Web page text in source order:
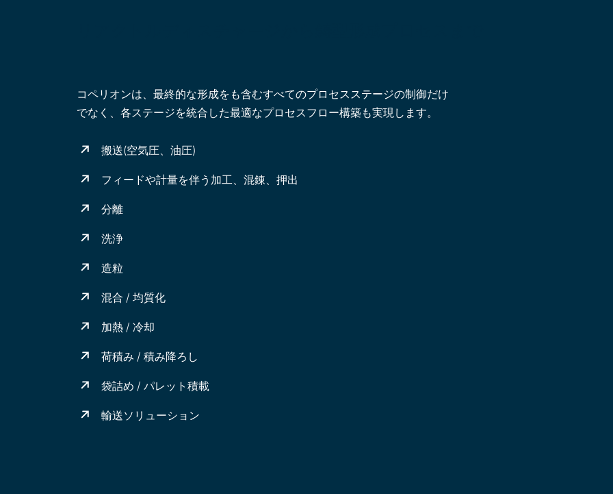
コペリオンは、最終的な形成をも含むすべてのプロセスステージの制御だけ
でなく、各ステージを統合した最適なプロセスフロー構築も実現します。
搬送(空気圧、油圧)
フィードや計量を伴う加工、混錬、押出
分離
洗浄
造粒
混合 / 均質化
加熱 / 冷却
荷積み / 積み降ろし
袋詰め / パレット積載
輸送ソリューション